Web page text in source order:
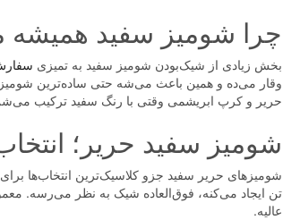
چرا شومیز سفید
بخش زیادی از شیک‌بودن شومیز سفید به تمیزی
وقار می‌ده و همین باعث می‌شه حتی ساده‌ترین
حریر و کرپ ابریشمی وقتی با رنگ سفید ترکیب
شومیز سفید حریر؛
شومیزهای حریر سفید جزو کلاسیک‌ترین انتخاب‌ها
تن ایجاد می‌کنه، فوق‌العاده شیک به نظر می‌رسه.
عالیه.